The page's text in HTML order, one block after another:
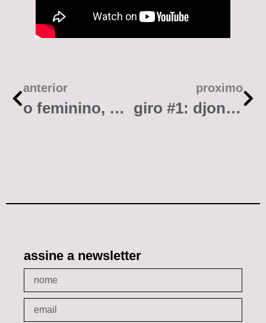
anterior
o feminino, as águas e a música brasileira
proximo
giro #1: djonga, tuyo no sxsw e mais. o que bombou em março
assine a newsletter